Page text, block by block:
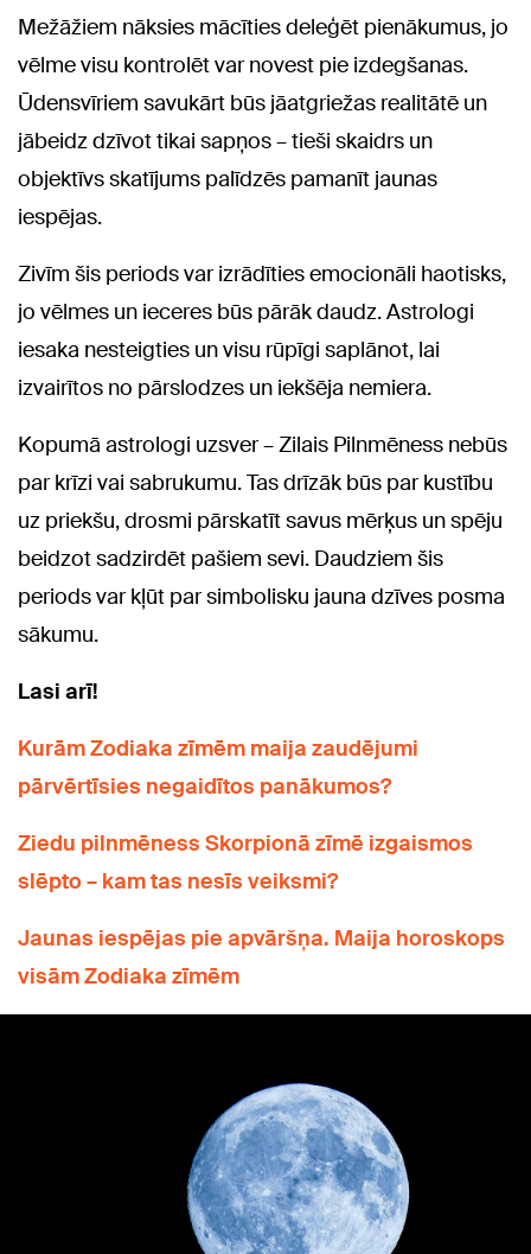
Mežāžiem nāksies mācīties deleģēt pienākumus, jo
vēlme visu kontrolēt var novest pie izdegšanas.
Ūdensvīriem savukārt būs jāatgriežas realitātē un
jābeidz dzīvot tikai sapņos – tieši skaidrs un
objektīvs skatījums palīdzēs pamanīt jaunas
iespējas.
Zivīm šis periods var izrādīties emocionāli haotisks,
jo vēlmes un ieceres būs pārāk daudz. Astrologi
iesaka nesteigties un visu rūpīgi saplānot, lai
izvairītos no pārslodzes un iekšēja nemiera.
Kopumā astrologi uzsver – Zilais Pilnmēness nebūs
par krīzi vai sabrukumu. Tas drīzāk būs par kustību
uz priekšu, drosmi pārskatīt savus mērķus un spēju
beidzot sadzirdēt pašiem sevi. Daudziem šis
periods var kļūt par simbolisku jauna dzīves posma
sākumu.
Lasi arī!
Kurām Zodiaka zīmēm maija zaudējumi
pārvērtīsies negaidītos panākumos?
Ziedu pilnmēness Skorpionā zīmē izgaismos
slēpto – kam tas nesīs veiksmi?
Jaunas iespējas pie apvāršņa. Maija horoskops
visām Zodiaka zīmēm